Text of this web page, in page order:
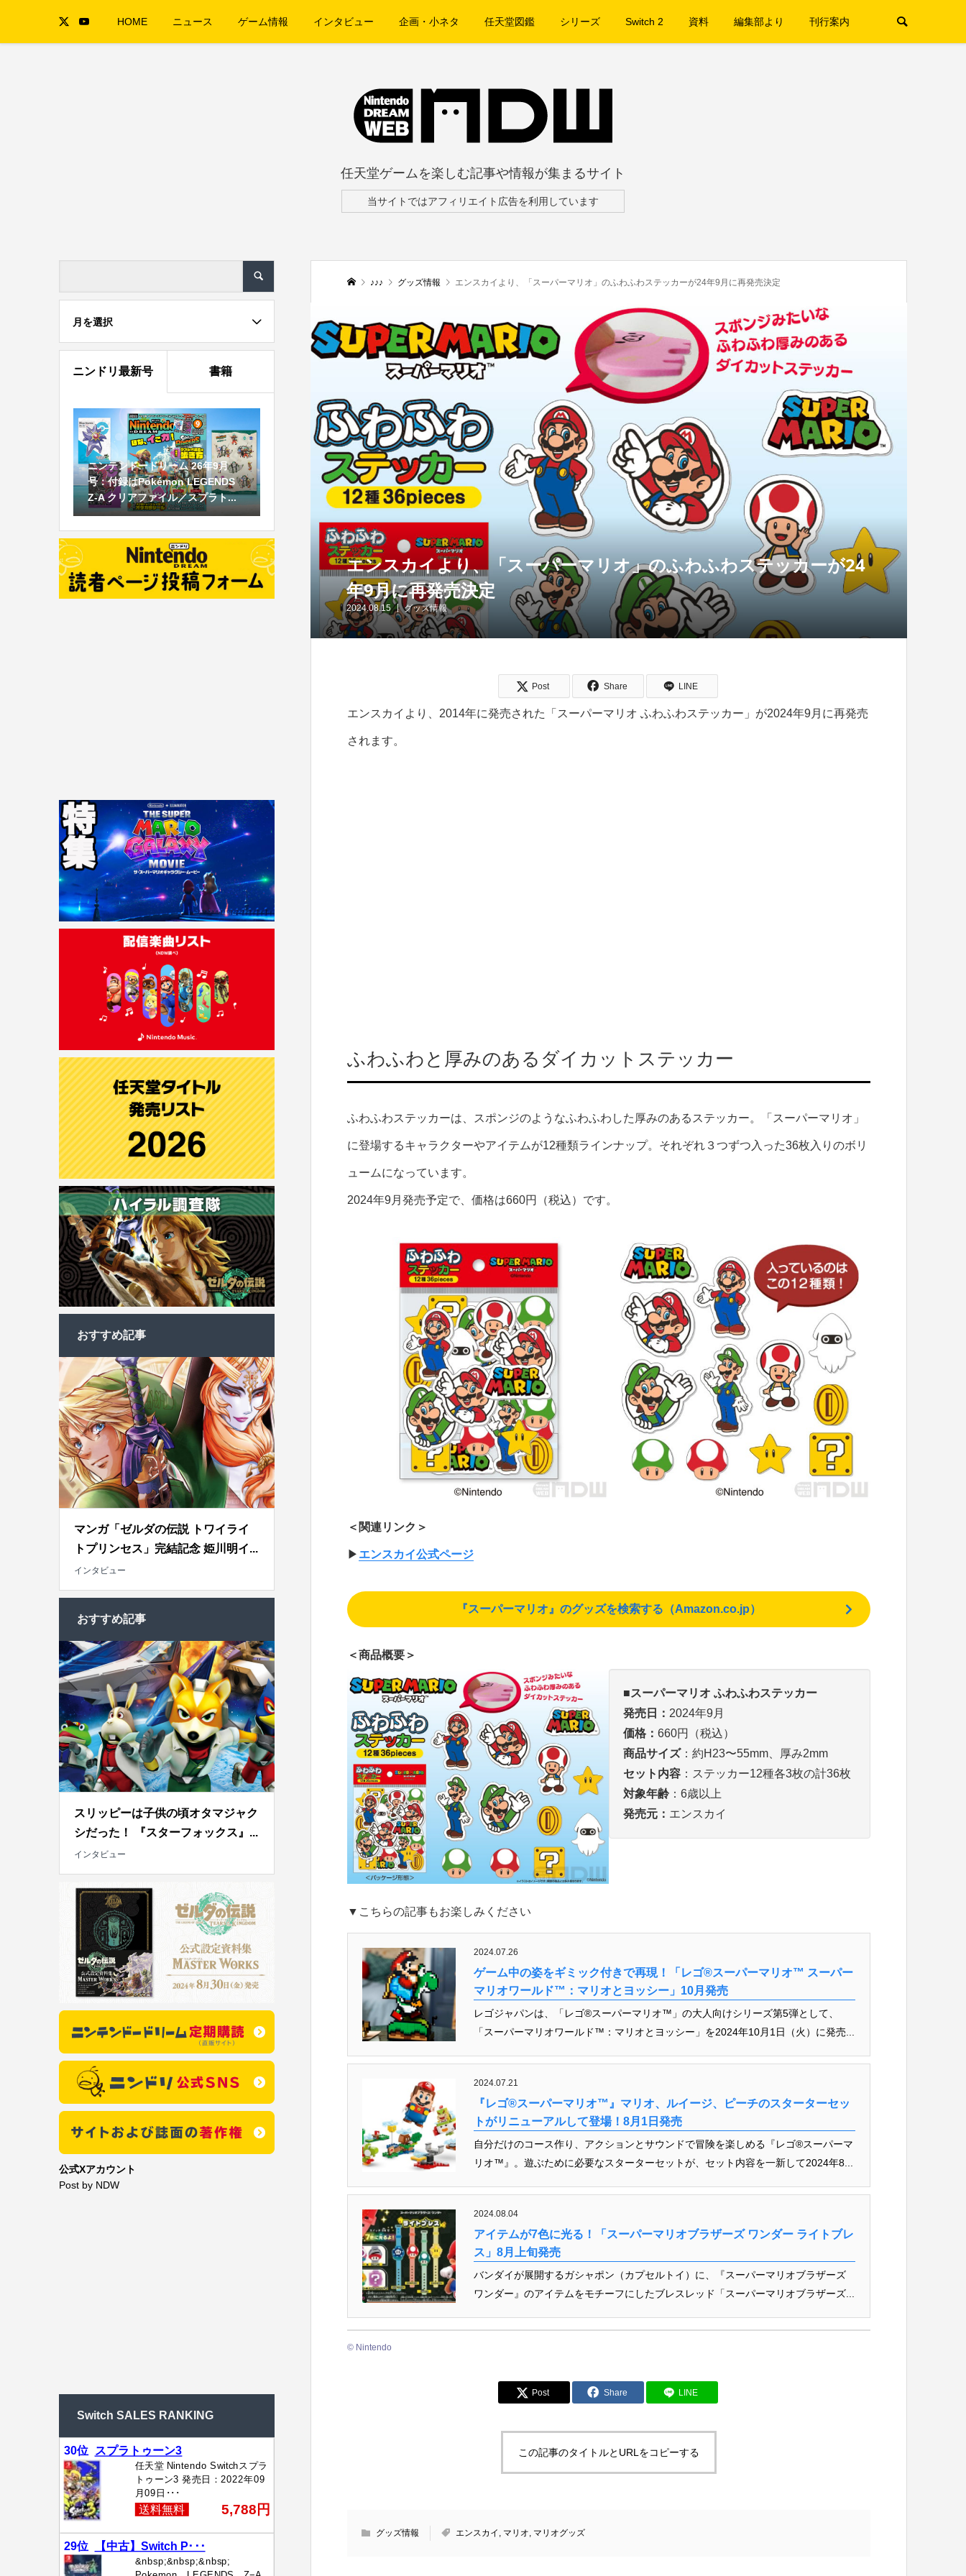
HOME ニュース ゲーム情報 インタビュー 企画・小ネタ 任天堂図鑑 シリーズ Switch 2 資料 編集部より 刊行案内
任天堂ゲームを楽しむ記事や情報が集まるサイト
当サイトではアフィリエイト広告を利用しています
♪♪♪ グッズ情報 エンスカイより、「スーパーマリオ」のふわふわステッカーが24年9月に再発売決定
エンスカイより、「スーパーマリオ」のふわふわステッカーが24
年9月に再発売決定
2024.08.15 グッズ情報
Post Share LINE
エンスカイより、2014年に発売された「スーパーマリオ ふわふわステッカー」が2024年9月に再発売
されます。
ふわふわと厚みのあるダイカットステッカー
ふわふわステッカーは、スポンジのようなふわふわした厚みのあるステッカー。「スーパーマリオ」
に登場するキャラクターやアイテムが12種類ラインナップ。それぞれ３つずつ入った36枚入りのボリ
ュームになっています。
2024年9月発売予定で、価格は660円（税込）です。
＜関連リンク＞
▶︎ エンスカイ公式ページ
『スーパーマリオ』のグッズを検索する（Amazon.co.jp）
＜商品概要＞
■スーパーマリオ ふわふわステッカー
発売日： 2024年9月
価格： 660円（税込）
商品サイズ：約H23〜55mm、厚み2mm
セット内容 ：ステッカー12種各3枚の計36枚
対象年齢 ：6歳以上
発売元： エンスカイ
▼こちらの記事もお楽しみください
2024.07.26
ゲーム中の姿をギミック付きで再現！「レゴ®スーパーマリオ™ スーパー
マリオワールド™：マリオとヨッシー」10月発売
レゴジャパンは、「レゴ®スーパーマリオ™」の大人向けシリーズ第5弾として、
「スーパーマリオワールド™：マリオとヨッシー」を2024年10月1日（火）に発売...
2024.07.21
『レゴ®スーパーマリオ™』マリオ、ルイージ、ピーチのスターターセッ
トがリニューアルして登場！8月1日発売
自分だけのコース作り、アクションとサウンドで冒険を楽しめる『レゴ®スーパーマ
リオ™』。遊ぶために必要なスターターセットが、セット内容を一新して2024年8...
2024.08.04
アイテムが7色に光る！「スーパーマリオブラザーズ ワンダー ライトブレ
ス」8月上旬発売
バンダイが展開するガシャポン（カプセルトイ）に、『スーパーマリオブラザーズ
ワンダー』のアイテムをモチーフにしたブレスレッド「スーパーマリオブラザーズ...
© Nintendo
Post Share LINE
この記事のタイトルとURLをコピーする
グッズ情報 エンスカイ マリオ マリオグッズ
月を選択
ニンドリ最新号 書籍
ニンテンドードリーム 26年9月
号：付録はPokémon LEGENDS
Z-A クリアファイル／スプラト...
おすすめ記事
マンガ「ゼルダの伝説 トワイライ
トプリンセス」完結記念 姫川明イ...
インタビュー
おすすめ記事
スリッピーは子供の頃オタマジャク
シだった！ 『スターフォックス』...
インタビュー
公式Xアカウント
Post by NDW
Switch SALES RANKING